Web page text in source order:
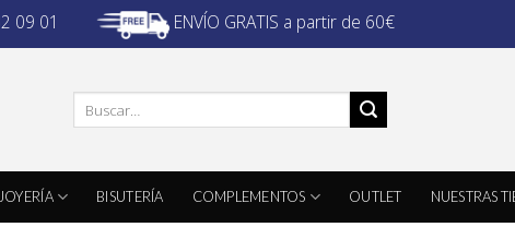
09 01 ENVÍO GRATIS a partir de 60€
por:
JOYERÍA BISUTERÍA COMPLEMENTOS OUTLET NUESTRAS